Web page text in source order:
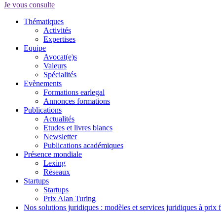
Je vous consulte
Thématiques
Activités
Expertises
Equipe
Avocat(e)s
Valeurs
Spécialités
Evènements
Formations earlegal
Annonces formations
Publications
Actualités
Etudes et livres blancs
Newsletter
Publications académiques
Présence mondiale
Lexing
Réseaux
Startups
Startups
Prix Alan Turing
Nos solutions juridiques : modèles et services juridiques à prix